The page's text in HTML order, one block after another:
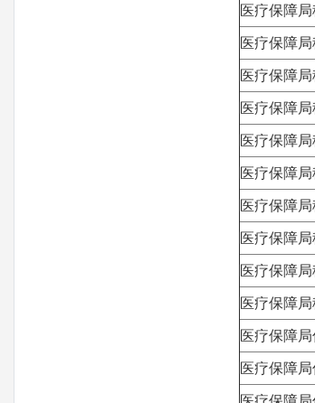
医疗保障
医疗保障
医疗保障
医疗保障
医疗保障
医疗保障
医疗保障
医疗保障
医疗保障
医疗保障
医疗保障
医疗保障